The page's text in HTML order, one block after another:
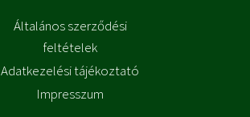
Általános szerződési
feltételek
Adatkezelési tájékoztató
Impresszum